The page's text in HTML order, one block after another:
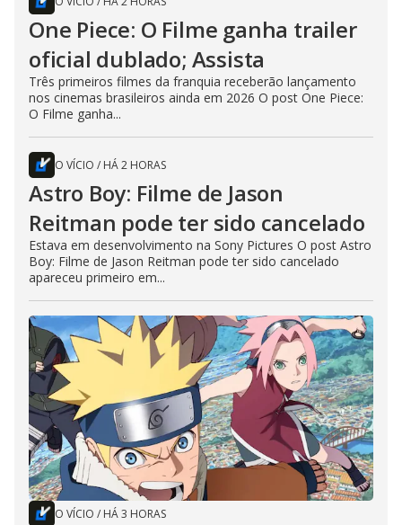
One Piece: O Filme ganha trailer
oficial dublado; Assista
Três primeiros filmes da franquia receberão lançamento
nos cinemas brasileiros ainda em 2026 O post One Piece:
O Filme ganha...
O VÍCIO / HÁ 2 HORAS
Astro Boy: Filme de Jason
Reitman pode ter sido cancelado
Estava em desenvolvimento na Sony Pictures O post Astro
Boy: Filme de Jason Reitman pode ter sido cancelado
apareceu primeiro em...
O VÍCIO / HÁ 3 HORAS